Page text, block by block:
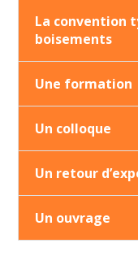
La convention
boisements
Une formation
Un colloque
Un retour
Un ouvrage